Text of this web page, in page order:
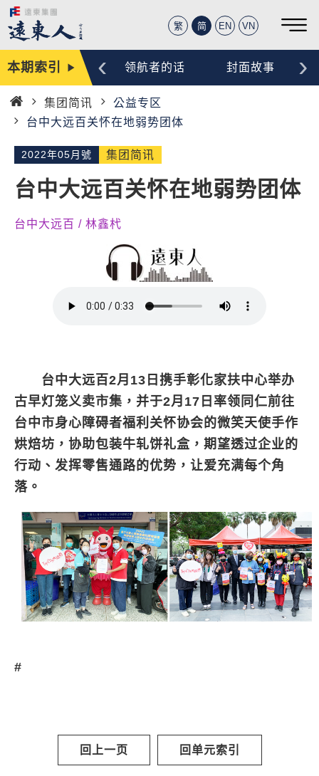
繁 简 EN VN
本期索引编辑手记 领航者的话 封面故事
‹ ›
首
集团简讯
公益专区
台中大远百关怀在地弱势团体
2022年05月號 集团简讯
台中大远百关怀在地弱势团体
台中大远百 / 林鑫杙
台中大远百2月13日携手彰化家扶中心举办
古早灯笼义卖市集，并于2月17日率领同仁前往
台中市身心障碍者福利关怀协会的微笑天使手作
烘焙坊，协助包装牛轧饼礼盒，期望透过企业的
行动、发挥零售通路的优势，让爱充满每个角
落。
#
回上一页 回单元索引